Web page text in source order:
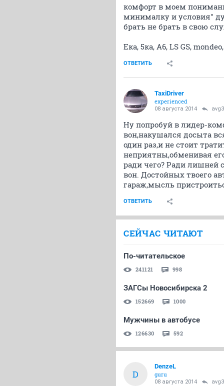
комфорт в моем
минималку и условия"
брать не брать в свою
Eка, 5ка, А6, LS GS,
ОТВЕТИТЬ
TaxiDriver
experienced
08 августа 2014
Ну попробуй в лидер-
вон,накушался досыта
один раз,и не стоит
неприятны,обменивая
ради чего? Ради лишней
вон. Достойных твоего
гараж,мысль
ОТВЕТИТЬ
СЕЙЧАС ЧИТАЮТ
По-читательское
241121 998
ЗАГСы Новосибирска 2
152669 1000
Мужчины в автобусе
126630 592
D
DenzeL
guru
08 августа 2014